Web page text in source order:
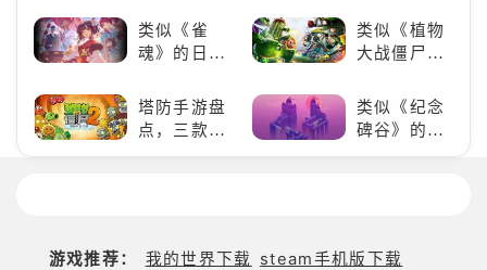
“刚”？
游戏盛宴与
瑕疵
类似《雀
魂》的日系
好看的ACG
看板娘们等
类似《植物
大战僵尸》
游戏，休闲
娱乐尽在手
塔防手游盘
点，三款不
容错过的塔
类似《纪念
碑谷》的解
谜类游戏推
游戏推荐： 我的世界下载 steam手机版下载